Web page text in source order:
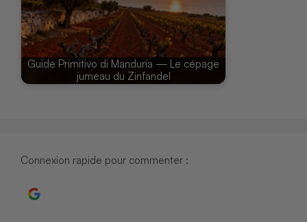
Guide Primitivo di Manduria — Le cépage
jumeau du Zinfandel
Connexion rapide pour commenter :